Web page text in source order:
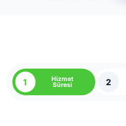
1 Hizmet
Süresi 2